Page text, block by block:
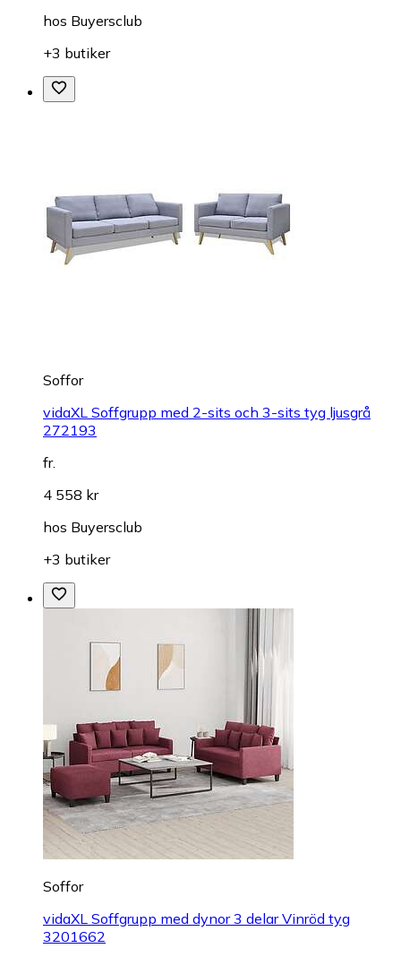
hos Buyersclub
+3 butiker
Soffor
vidaXL Soffgrupp med 2-sits och 3-sits tyg ljusgrå
272193
fr.
4 558 kr
hos Buyersclub
+3 butiker
Soffor
vidaXL Soffgrupp med dynor 3 delar Vinröd tyg
3201662